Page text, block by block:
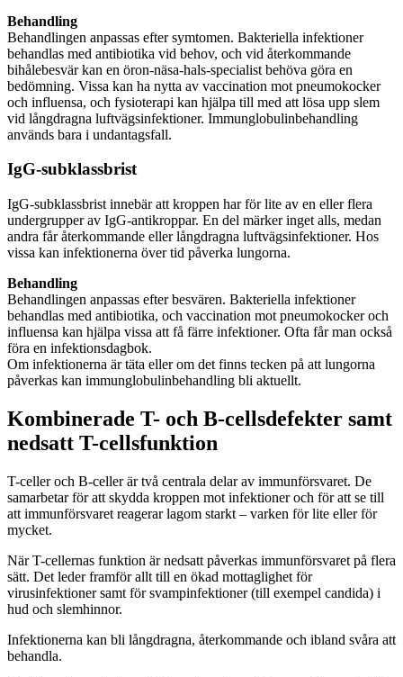
Behandling
Behandlingen anpassas efter symtomen. Bakteriella infektioner
behandlas med antibiotika vid behov, och vid återkommande
bihålebesvär kan en öron-näsa-hals-specialist behöva göra en
bedömning. Vissa kan ha nytta av vaccination mot pneumokocker
och influensa, och fysioterapi kan hjälpa till med att lösa upp slem
vid långdragna luftvägsinfektioner. Immunglobulinbehandling
används bara i undantagsfall.
IgG-subklassbrist
IgG-subklassbrist innebär att kroppen har för lite av en eller flera
undergrupper av IgG-antikroppar. En del märker inget alls, medan
andra får återkommande eller långdragna luftvägsinfektioner. Hos
vissa kan infektionerna över tid påverka lungorna.
Behandling
Behandlingen anpassas efter besvären. Bakteriella infektioner
behandlas med antibiotika, och vaccination mot pneumokocker och
influensa kan hjälpa vissa att få färre infektioner. Ofta får man också
föra en infektionsdagbok.
Om infektionerna är täta eller om det finns tecken på att lungorna
påverkas kan immunglobulinbehandling bli aktuellt.
Kombinerade T- och B-cellsdefekter samt
nedsatt T-cellsfunktion
T-celler och B-celler är två centrala delar av immunförsvaret. De
samarbetar för att skydda kroppen mot infektioner och för att se till
att immunförsvaret reagerar lagom starkt – varken för lite eller för
mycket.
När T-cellernas funktion är nedsatt påverkas immunförsvaret på flera
sätt. Det leder framför allt till en ökad mottaglighet för
virusinfektioner samt för svampinfektioner (till exempel candida) i
hud och slemhinnor.
Infektionerna kan bli långdragna, återkommande och ibland svåra att
behandla.